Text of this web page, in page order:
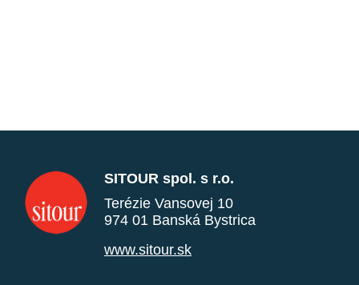
SITOUR spol. s r.o.
Terézie Vansovej 10
974 01 Banská Bystrica
www.sitour.sk